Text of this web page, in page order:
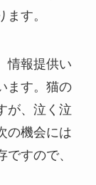
す。
情報提供い
ます。猫の
が、泣く泣
の機会には
すので、